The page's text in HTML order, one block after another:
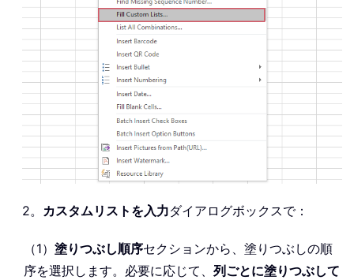
2。 カスタムリストを入力ダイアログボックスで：
（1） 塗りつぶし順序セクションから、塗りつぶしの順
序を選択します。必要に応じて、 列ごとに塗りつぶして